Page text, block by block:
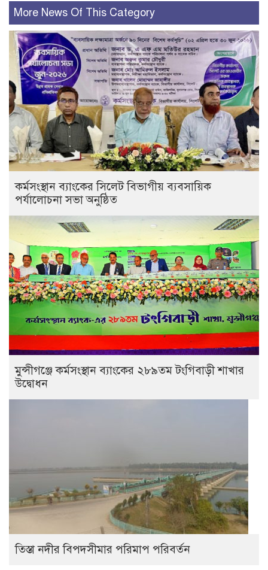
More News Of This Category
কর্মসংস্থান ব্যাংকের সিলেট বিভাগীয় ব্যবসায়িক
পর্যালোচনা সভা অনুষ্ঠিত
মুন্সীগঞ্জে কর্মসংস্থান ব্যাংকের ২৮৯তম টংগিবাড়ী শাখার
উদ্বোধন
তিস্তা নদীর বিপদসীমার পরিমাপ পরিবর্তন